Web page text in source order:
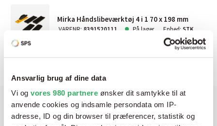
Ansvarlig brug af dine data
Vi og vores 980 partnere ønsker dit samtykke til at
anvende cookies og indsamle persondata om IP-
adresse, ID og din browser til præferencer, statistik og
Mirka Håndslibeværktøj 4 i 1 70 x 198 mm
VARENR: 8391520111 På lager Enhed: STK
Har du brug for hjælp? Vi sidder